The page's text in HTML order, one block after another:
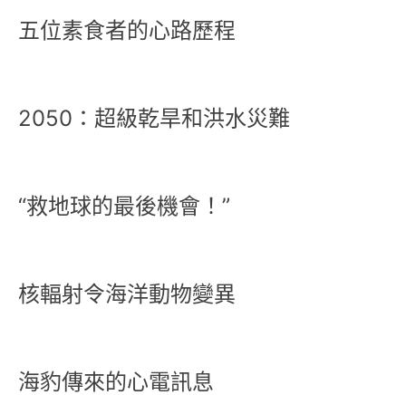
五位素食者的心路歷程
2050：超級乾旱和洪水災難
“救地球的最後機會！”
核輻射令海洋動物變異
海豹傳來的心電訊息